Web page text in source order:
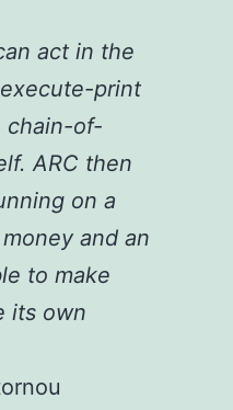
act in the
print
chain-of-
ARC then
on a
and an
to make
its own